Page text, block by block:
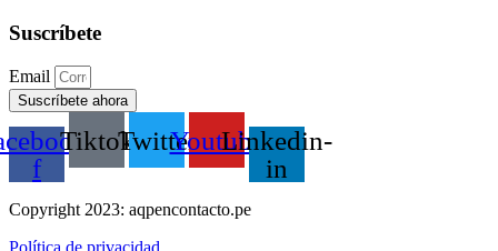
Suscríbete
Email
Suscríbete ahora
f
TiktokTwitterYoutubeLinkedin-
in
Copyright 2023: aqpencontacto.pe
Política de privacidad